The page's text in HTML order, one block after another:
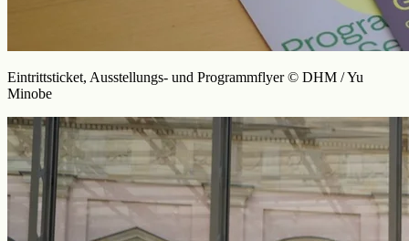
Eintrittsticket, Ausstellungs- und Programmflyer © DHM / Yu
Minobe